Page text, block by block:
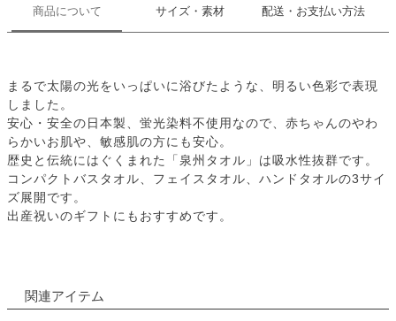
商品について サイズ・素材 配送・お支払い方法
まるで太陽の光をいっぱいに浴びたような、明るい色彩で表現
しました。
安心・安全の日本製、蛍光染料不使用なので、赤ちゃんのやわ
らかいお肌や、敏感肌の方にも安心。
歴史と伝統にはぐくまれた「泉州タオル」は吸水性抜群です。
コンパクトバスタオル、フェイスタオル、ハンドタオルの3サイ
ズ展開です。
出産祝いのギフトにもおすすめです。
関連アイテム